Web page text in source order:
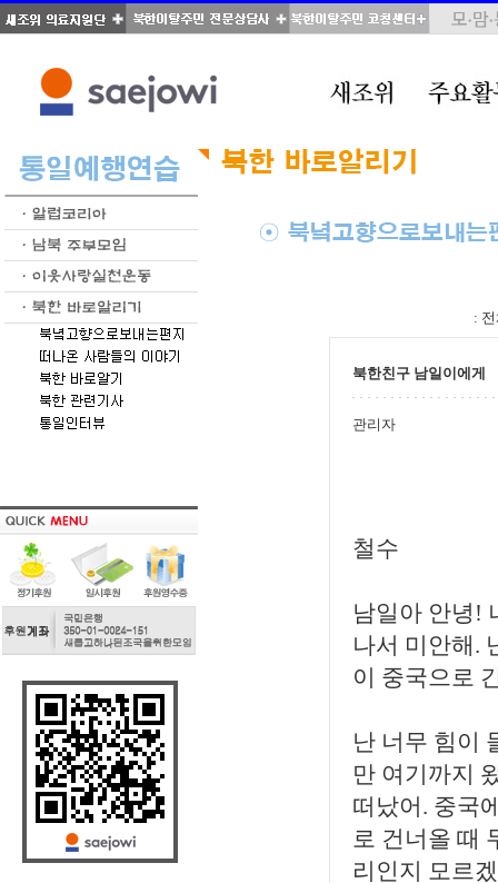
:
북한친구 남일이에게
관리자
철수
남일아 안녕!
나서 미안해.
이 중국으로
난 너무 힘이
만 여기까지
떠났어. 중국
로 건너올 때
리인지 모르